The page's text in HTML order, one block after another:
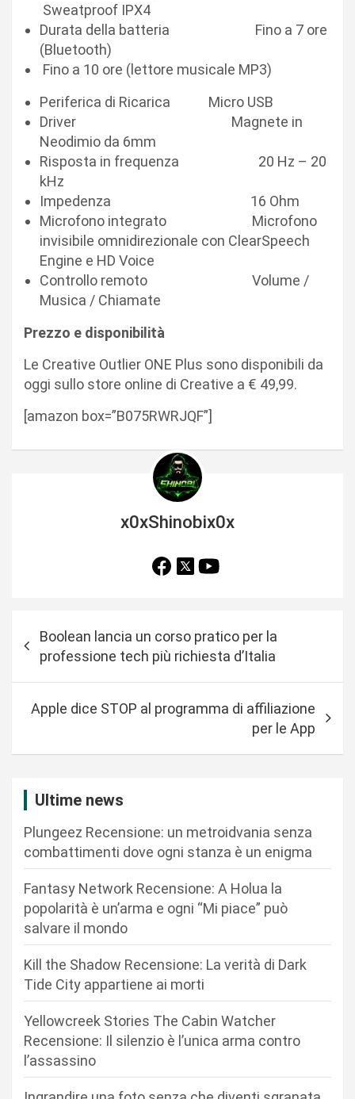
Sweatproof IPX4
Durata della batteria Fino a 7 ore
(Bluetooth)
Fino a 10 ore (lettore musicale MP3)
Periferica di Ricarica Micro USB
Driver Magnete in
Neodimio da 6mm
Risposta in frequenza 20 Hz – 20
kHz
Impedenza 16 Ohm
Microfono integrato Microfono
invisibile omnidirezionale con ClearSpeech
Engine e HD Voice
Controllo remoto Volume /
Musica / Chiamate
Prezzo e disponibilità
Le Creative Outlier ONE Plus sono disponibili da
oggi sullo store online di Creative a € 49,99.
[amazon box=”B075RWRJQF”]
x0xShinobix0x
a
Boolean lancia un corso pratico per la
professione tech più richiesta d’Italia
Apple dice STOP al programma di affiliazione
per le App
Ultime news
Plungeez Recensione: un metroidvania senza
combattimenti dove ogni stanza è un enigma
Fantasy Network Recensione: A Holua la
popolarità è un’arma e ogni “Mi piace” può
salvare il mondo
Kill the Shadow Recensione: La verità di Dark
Tide City appartiene ai morti
Yellowcreek Stories The Cabin Watcher
Recensione: Il silenzio è l’unica arma contro
l’assassino